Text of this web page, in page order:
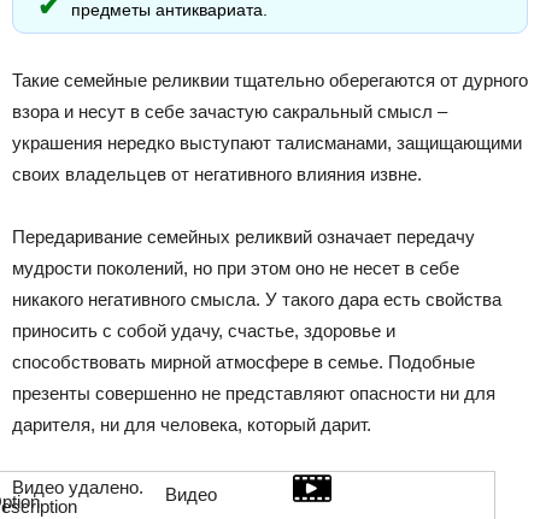
предметы антиквариата.
Такие семейные реликвии тщательно оберегаются от дурного
взора и несут в себе зачастую сакральный смысл –
украшения нередко выступают талисманами, защищающими
своих владельцев от негативного влияния извне.
Передаривание семейных реликвий означает передачу
мудрости поколений, но при этом оно не несет в себе
никакого негативного смысла. У такого дара есть свойства
приносить с собой удачу, счастье, здоровье и
способствовать мирной атмосфере в семье. Подобные
презенты совершенно не представляют опасности ни для
дарителя, ни для человека, который дарит.
Видео удалено.
Видео